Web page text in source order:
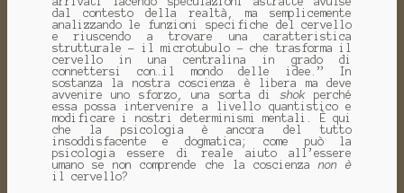
dal contesto della realtà, ma semplicemente
analizzando le funzioni specifiche del cervello
e riuscendo a trovare una caratteristica
strutturale – il microtubulo – che trasforma il
cervello in una centralina in grado di
connettersi con…il mondo delle idee.” In
sostanza la nostra coscienza è libera ma deve
avvenire uno sforzo, una sorta dishokperché
essa possa intervenire a livello quantistico e
modificare i nostri determinismi mentali. È qui
che la psicologia è ancora del tutto
insoddisfacente e dogmatica; come può la
psicologia essere di reale aiuto all’essere
umano se non comprende che la coscienzanon è
il cervello?